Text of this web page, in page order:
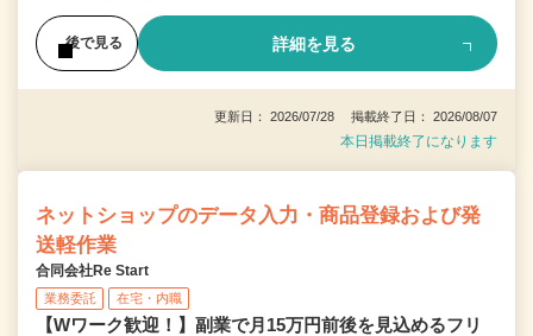
後で見る 詳細を見る
更新日： 2026/07/28 掲載終了日： 2026/08/07
本日掲載終了になります
ネットショップのデータ入力・商品登録および発
送軽作業
合同会社Re Start
業務委託 在宅・内職
【Wワーク歓迎！】副業で月15万円前後を見込めるフリ